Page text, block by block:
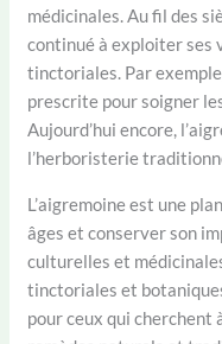
médicinales. Au fil des
continué à exploiter ses
tinctoriales. Par
prescrite pour soigner
Aujourd’hui encore,
l’herboristerie
L’aigremoine est une
âges et conserver son
culturelles et
tinctoriales et
pour ceux qui cherchent